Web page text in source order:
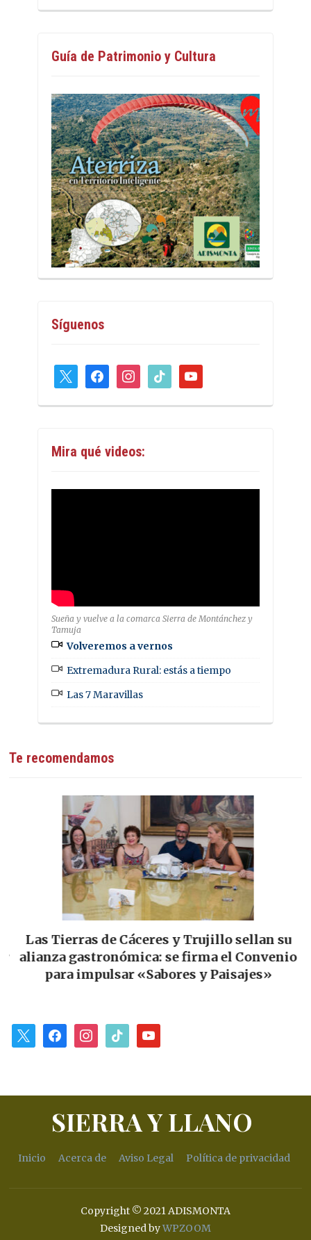
Guía de Patrimonio y Cultura
Síguenos
facebookinstagram
tiktok youtube
Mira qué videos:
Sueña y vuelve a la comarca Sierra de Montánchez y
Tamuja
Volveremos a vernos
Extremadura Rural: estás a tiempo
Las 7 Maravillas
Te recomendamos
Las Tierras de Cáceres y Trujillo sellan su
alianza gastronómica: se firma el Convenio
para impulsar «Sabores y Paisajes»
facebookinstagram
tiktok youtube
SIERRA Y LLANO
Inicio Acerca de Aviso Legal Política de privacidad
Copyright © 2021 ADISMONTA
Designed byWPZOOM